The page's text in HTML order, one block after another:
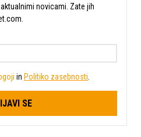
novicami. Zate jih
in Politiko zasebnosti
SE